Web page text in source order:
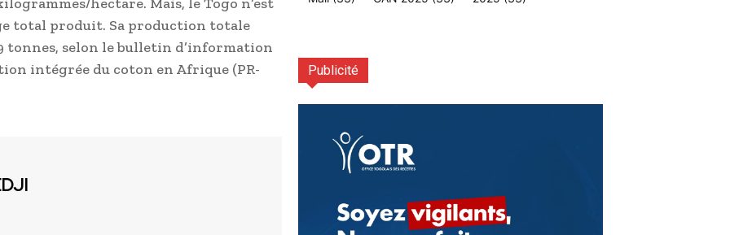
total produit. Sa production totale
tonnes, selon le bulletin d’information
intégrée du coton en Afrique (PR-
Publicité